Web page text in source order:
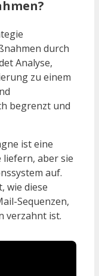
durch
Analyse,
zu einem
begrenzt und
ist eine
liefern, aber sie
auf.
wie diese
Sequenzen,
verzahnt ist.